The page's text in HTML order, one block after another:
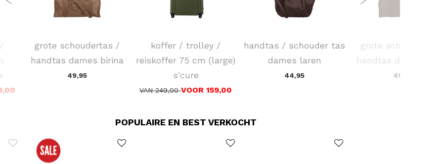
grote schoudertas /
handtas dames birina
49,95
koffer / trolley /
reiskoffer 75 cm (large)
s'cure
VAN 249,00VOOR 159,00
handtas / schouder tas
dames laren
44,95
grote schoudertas
handtas dames
49,95
POPULAIRE EN BEST VERKOCHT